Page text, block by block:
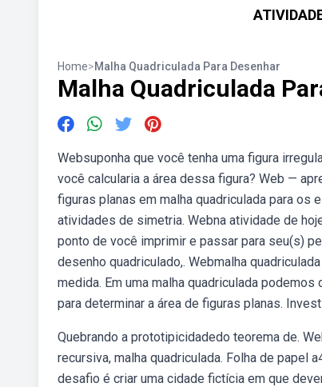
Home>Malha Quadriculada Para Desenhar
Malha Quadriculada
Websuponha que você tenha uma figura
você calcularia a área dessa figura? Web —
figuras planas em malha quadriculada para os
atividades de simetria. Webna atividade de
ponto de você imprimir e passar para seu(s)
desenho quadriculado,. Webmalha
medida. Em uma malha quadriculada
para determinar a área de figuras planas.
Quebrando a prototipicidadedo teorema de.
recursiva, malha quadriculada. Folha de papel
desafio é criar uma cidade fictícia em que